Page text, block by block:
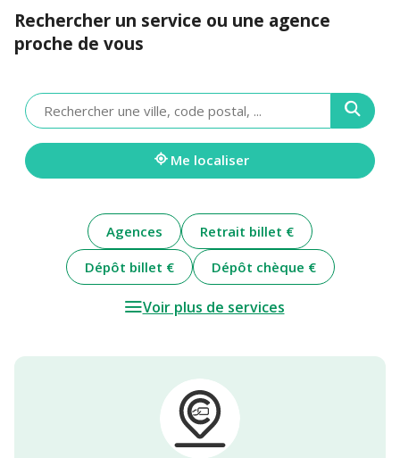
Rechercher un service ou une agence
proche de vous
Veuillez
renseigner
une
adresse
Me localiser
Agences
Retrait billet €
Dépôt billet €
Dépôt chèque €
Voir plus de services